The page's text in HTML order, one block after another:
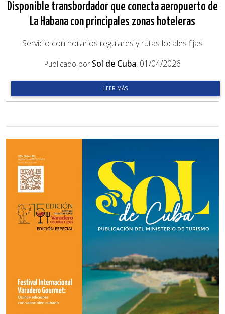
Disponible transbordador que conecta aeropuerto de
La Habana con principales zonas hoteleras
Servicio con horarios regulares y rutas locales fijas
Publicado por Sol de Cuba, 01/04/2026
LEER MÁS